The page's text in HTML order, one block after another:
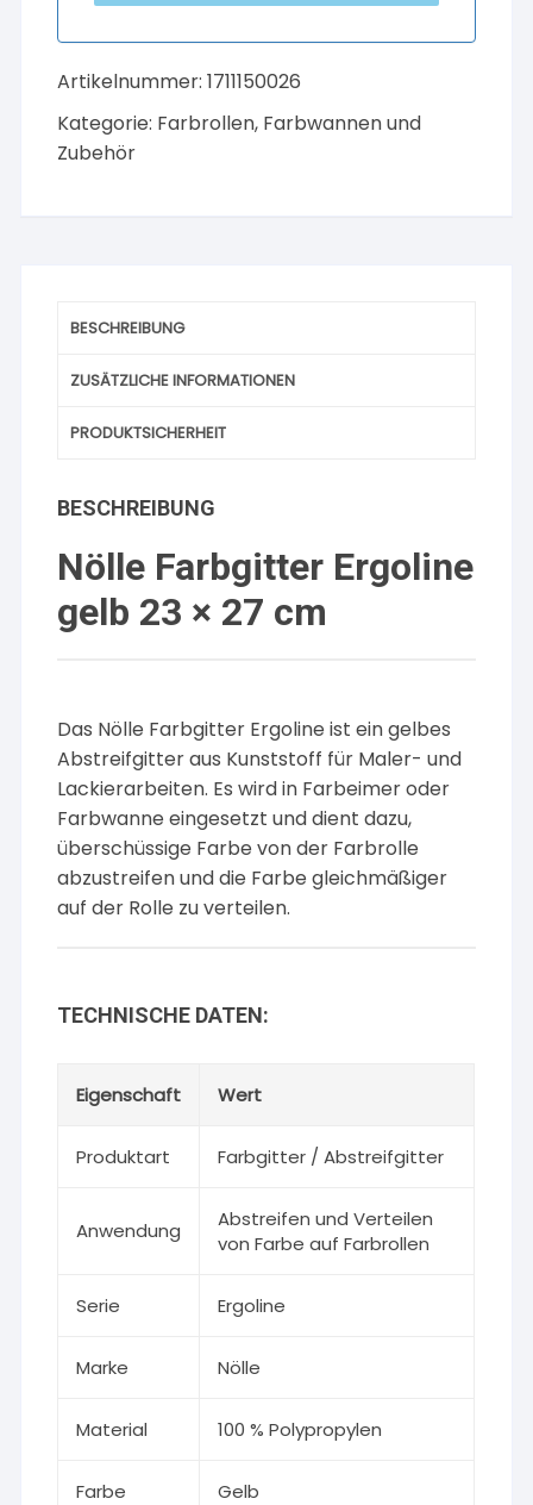
Artikelnummer:1711150026
Kategorie: Farbrollen, Farbwannen und
Zubehör
BESCHREIBUNG
ZUSÄTZLICHE INFORMATIONEN
PRODUKTSICHERHEIT
BESCHREIBUNG
Nölle Farbgitter Ergoline
gelb 23 × 27 cm
Das Nölle Farbgitter Ergoline ist ein gelbes
Abstreifgitter aus Kunststoff für Maler- und
Lackierarbeiten. Es wird in Farbeimer oder
Farbwanne eingesetzt und dient dazu,
überschüssige Farbe von der Farbrolle
abzustreifen und die Farbe gleichmäßiger
auf der Rolle zu verteilen.
TECHNISCHE DATEN:
Eigenschaft Wert
Produktart Farbgitter / Abstreifgitter
Anwendung
Abstreifen und Verteilen
von Farbe auf Farbrollen
Serie Ergoline
Marke Nölle
Material 100 % Polypropylen
Farbe Gelb